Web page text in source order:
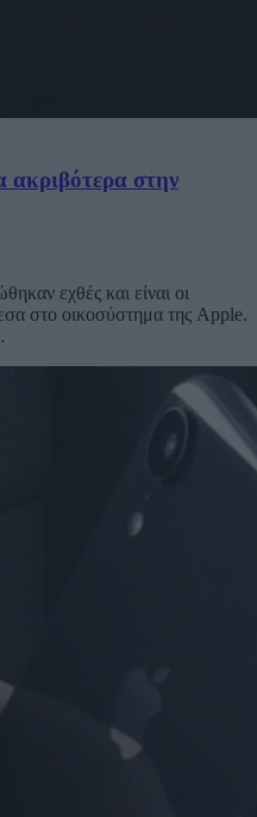
ακριβότερα στην
εχθές και είναι οι
στο οικοσύστημα της Apple.